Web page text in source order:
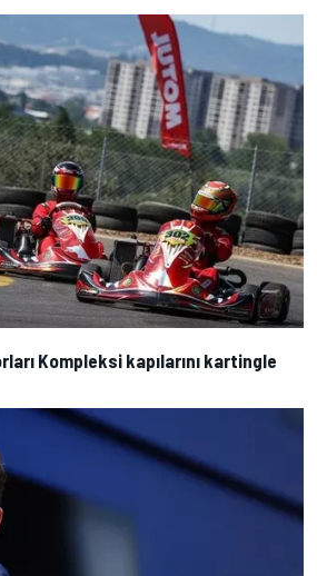
Kompleksi kapılarını kartingle